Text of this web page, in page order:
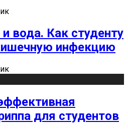
вода. Как студенту
инфекцию
для студентов